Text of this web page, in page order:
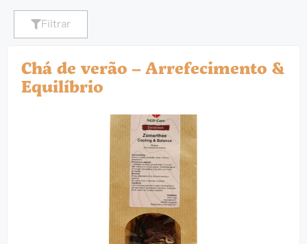
Filtrar
Chá de verão – Arrefecimento &
Equilíbrio